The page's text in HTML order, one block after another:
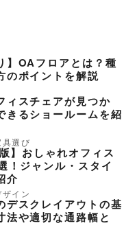
】OAフロアとは？種
のポイントを解説
ィスチェアが見つか
きるショールームを紹
選び
】おしゃれオフィス
！ジャンル・スタイ
介
イン
デスクレイアウトの基
法や適切な通路幅と